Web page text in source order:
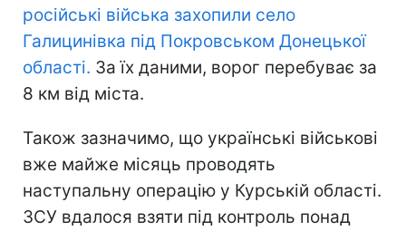
російські війська захопили село
Галицинівка під Покровськом Донецької
області. За їх даними, ворог перебуває за
8 км від міста.
Також зазначимо, що українські військові
вже майже місяць проводять
наступальну операцію у Курській області.
ЗСУ вдалося взяти під контроль понад